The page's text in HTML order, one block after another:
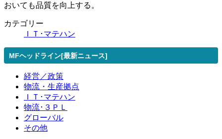
おいても品質を向上する。
カテゴリー
ＩＴ･マテハン
MFヘッドライン[最新ニュース]
経営／政策
物流・生産拠点
ＩＴ･マテハン
物流･３ＰＬ
グローバル
その他